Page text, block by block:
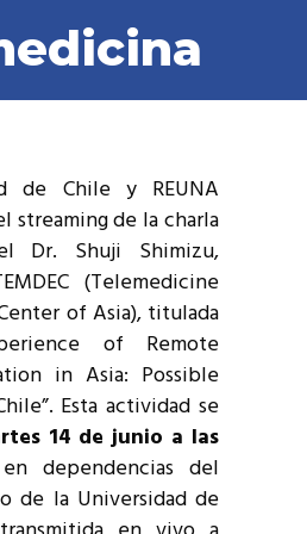
de Chile y REUNA
streaming de la charla
Dr. Shuji Shimizu,
(Telemedicine
of Asia), titulada
of Remote
in Asia: Possible
Esta actividad se
14 de junio a las
dependencias del
de la Universidad de